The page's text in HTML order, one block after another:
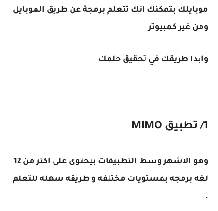
موبايلك بتمكنك انك تتعلم برمجة عن طريق الموبايل
ومن غير كمبيوتر
وابدا طريقك في تحقيق حلمك
1/ تطبيق MIMO
وهو الاشهر وسط التطبيقات بيحتوى على اكتر من 12
لغه برمجه بمستويات مختلفه و طريقه سهله للتعلم
.